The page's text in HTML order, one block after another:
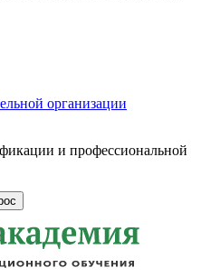
организации
и профессиональной